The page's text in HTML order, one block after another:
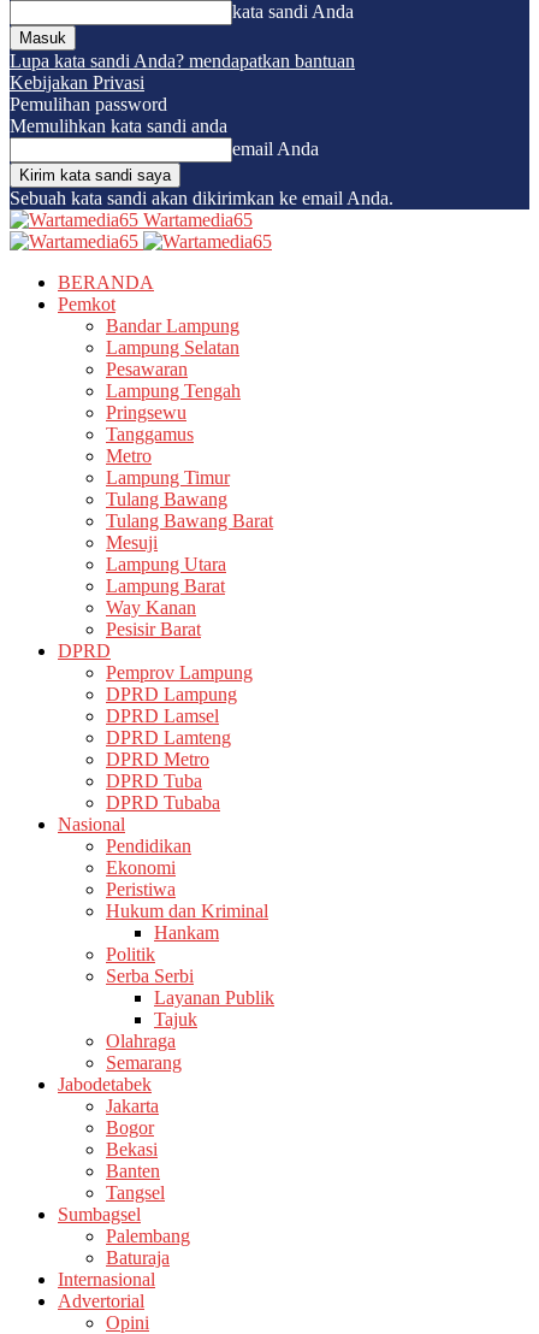
kata sandi Anda
Lupa kata sandi Anda? mendapatkan bantuan
Kebijakan Privasi
Pemulihan password
Memulihkan kata sandi anda
email Anda
Sebuah kata sandi akan dikirimkan ke email Anda.
Wartamedia65
BERANDA
Pemkot
Bandar Lampung
Lampung Selatan
Pesawaran
Lampung Tengah
Pringsewu
Tanggamus
Metro
Lampung Timur
Tulang Bawang
Tulang Bawang Barat
Mesuji
Lampung Utara
Lampung Barat
Way Kanan
Pesisir Barat
DPRD
Pemprov Lampung
DPRD Lampung
DPRD Lamsel
DPRD Lamteng
DPRD Metro
DPRD Tuba
DPRD Tubaba
Nasional
Pendidikan
Ekonomi
Peristiwa
Hukum dan Kriminal
Hankam
Politik
Serba Serbi
Layanan Publik
Tajuk
Olahraga
Semarang
Jabodetabek
Jakarta
Bogor
Bekasi
Banten
Tangsel
Sumbagsel
Palembang
Baturaja
Internasional
Advertorial
Opini